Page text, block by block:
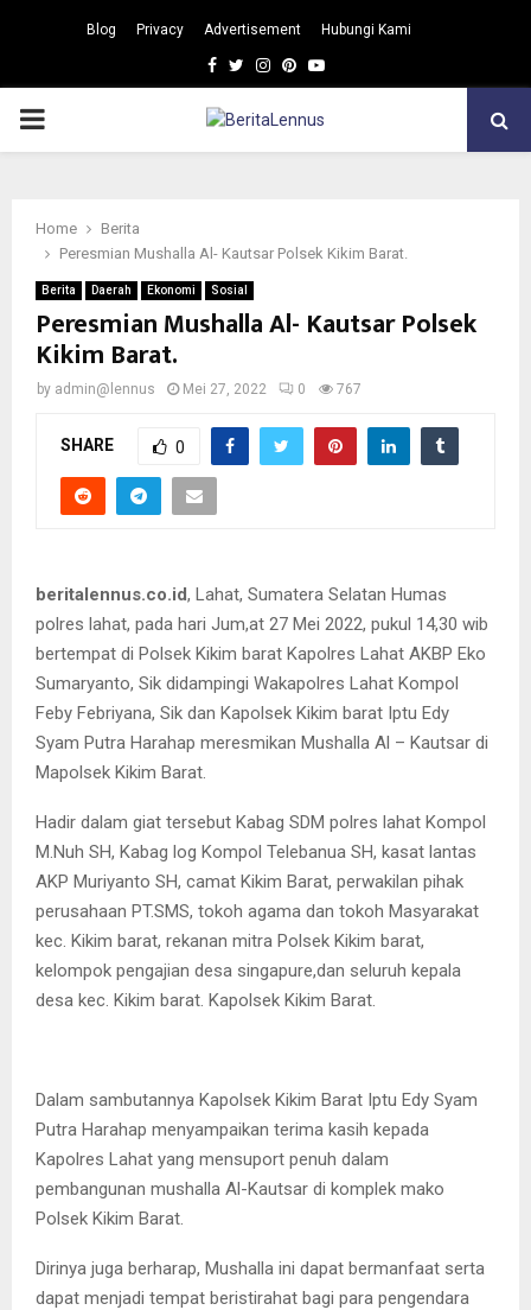
Blog Privacy Advertisement Hubungi Kami
Facebook
TwitterInstagram
Pinterest
Youtube
PRIMARY
Home
Berita
Peresmian Mushalla Al- Kautsar Polsek Kikim Barat.
Berita Daerah Ekonomi Sosial
Peresmian Mushalla Al- Kautsar Polsek
Kikim Barat.
by admin@lennus Mei 27, 2022 0 767
SHARE 0
beritalennus.co.id, Lahat, Sumatera Selatan Humas
polres lahat, pada hari Jum,at 27 Mei 2022, pukul 14,30 wib
bertempat di Polsek Kikim barat Kapolres Lahat AKBP Eko
Sumaryanto, Sik didampingi Wakapolres Lahat Kompol
Feby Febriyana, Sik dan Kapolsek Kikim barat Iptu Edy
Syam Putra Harahap meresmikan Mushalla Al – Kautsar di
Mapolsek Kikim Barat.
Hadir dalam giat tersebut Kabag SDM polres lahat Kompol
M.Nuh SH, Kabag log Kompol Telebanua SH, kasat lantas
AKP Muriyanto SH, camat Kikim Barat, perwakilan pihak
perusahaan PT.SMS, tokoh agama dan tokoh Masyarakat
kec. Kikim barat, rekanan mitra Polsek Kikim barat,
kelompok pengajian desa singapure,dan seluruh kepala
desa kec. Kikim barat. Kapolsek Kikim Barat.
Dalam sambutannya Kapolsek Kikim Barat Iptu Edy Syam
Putra Harahap menyampaikan terima kasih kepada
Kapolres Lahat yang mensuport penuh dalam
pembangunan mushalla Al-Kautsar di komplek mako
Polsek Kikim Barat.
Dirinya juga berharap, Mushalla ini dapat bermanfaat serta
dapat menjadi tempat beristirahat bagi para pengendara